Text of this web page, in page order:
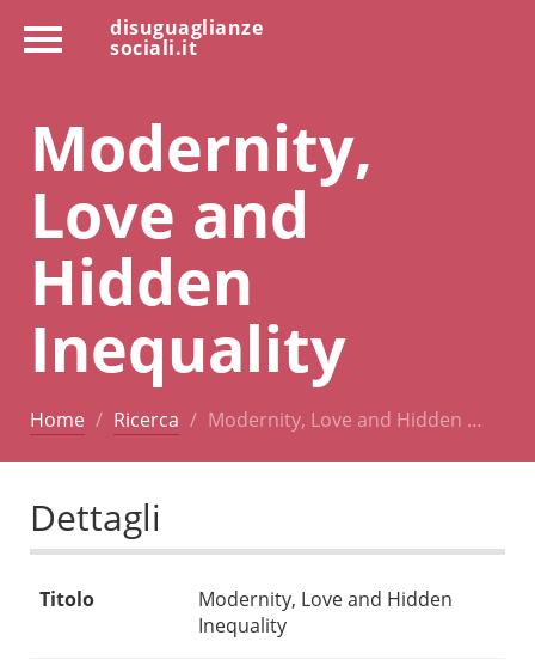
disuguaglianze
sociali.it
Modernity,
Love and
Hidden
Inequality
Home Ricerca Modernity, Love and Hidden …
Dettagli
Titolo
Modernity, Love and Hidden
Inequality